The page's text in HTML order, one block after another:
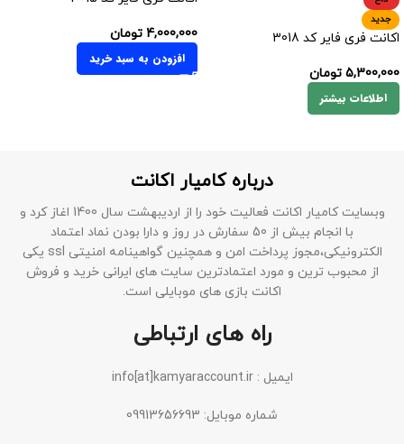
جدید
اکانت فری فایر کد 3018
5,300,000 تومان
اطلاعات بیشتر
4,000,000 تومان
افزودن به سبد خرید
درباره کامیار اکانت
وبسایت کامیار اکانت فعالیت خود را از اردیبهشت سال 1400 اغاز کرد و
با انجام بیش از 50 سفارش در روز و دارا بودن نماد اعتماد
الکترونیکی،مجوز پرداخت امن و همچنین گواهینامه امنیتی ssl یکی
از محبوب ترین و مورد اعتمادترین سایت های ایرانی خرید و فروش
اکانت بازی های موبایلی است.
راه های ارتباطی
ایمیل : info[at]kamyaraccount.ir
شماره موبایل: 09913656693